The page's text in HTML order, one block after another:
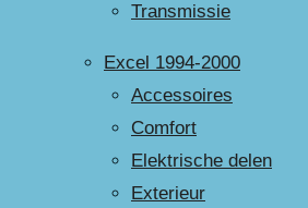
Transmissie
Excel 1994-2000
Accessoires
Comfort
Elektrische delen
Exterieur